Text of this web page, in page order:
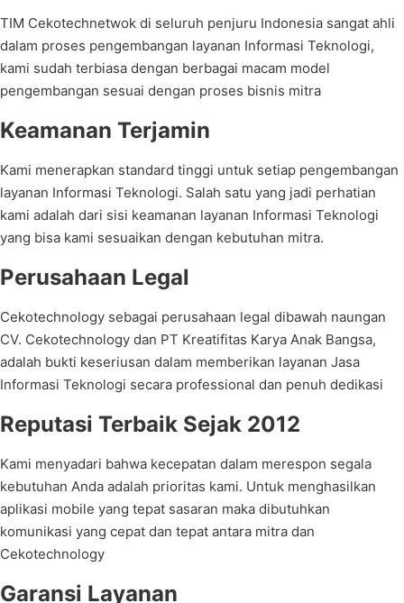
TIM Cekotechnetwok di seluruh penjuru Indonesia sangat ahli
dalam proses pengembangan layanan Informasi Teknologi,
kami sudah terbiasa dengan berbagai macam model
pengembangan sesuai dengan proses bisnis mitra
Keamanan Terjamin
Kami menerapkan standard tinggi untuk setiap pengembangan
layanan Informasi Teknologi. Salah satu yang jadi perhatian
kami adalah dari sisi keamanan layanan Informasi Teknologi
yang bisa kami sesuaikan dengan kebutuhan mitra.
Perusahaan Legal
Cekotechnology sebagai perusahaan legal dibawah naungan
CV. Cekotechnology dan PT Kreatifitas Karya Anak Bangsa,
adalah bukti keseriusan dalam memberikan layanan Jasa
Informasi Teknologi secara professional dan penuh dedikasi
Reputasi Terbaik Sejak 2012
Kami menyadari bahwa kecepatan dalam merespon segala
kebutuhan Anda adalah prioritas kami. Untuk menghasilkan
aplikasi mobile yang tepat sasaran maka dibutuhkan
komunikasi yang cepat dan tepat antara mitra dan
Cekotechnology
Garansi Layanan